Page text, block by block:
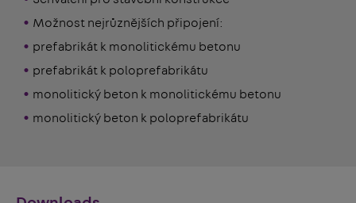
Možnost nejrůznějších připojení:
prefabrikát k monolitickému betonu
prefabrikát k poloprefabrikátu
monolitický beton k monolitickému betonu
monolitický beton k poloprefabrikátu